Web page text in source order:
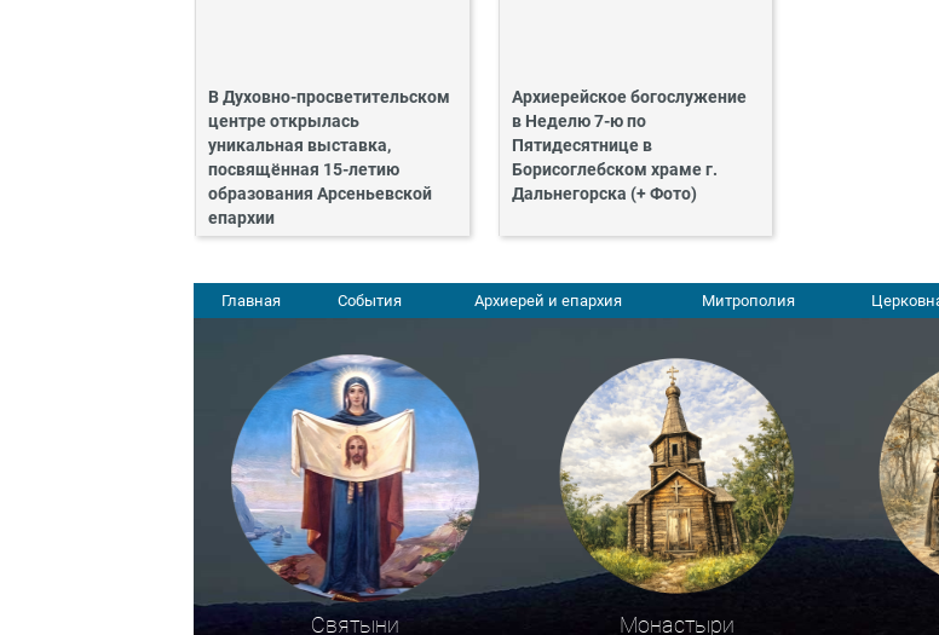
В Духовно-просветительском
центре открылась
уникальная выставка,
посвящённая 15-летию
образования Арсеньевской
епархии
Архиерейское богослужение
в Неделю 7-ю по
Пятидесятнице в
Борисоглебском храме г.
Дальнегорска (+ Фото)
Главная События Архиерей и епархия Митрополия
Святыни Монастыри